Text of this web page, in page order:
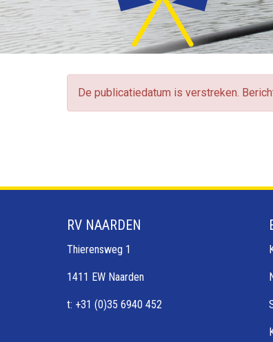
De publicatiedatum is verstreken.
RV NAARDEN
Thierensweg 1
1411 EW Naarden
t: +31 (0)35 6940 452